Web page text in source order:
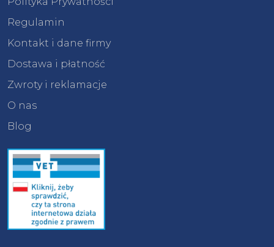
Regulamin
Kontakt i dane firmy
Dostawa i płatność
Zwroty i reklamacje
O nas
Blog